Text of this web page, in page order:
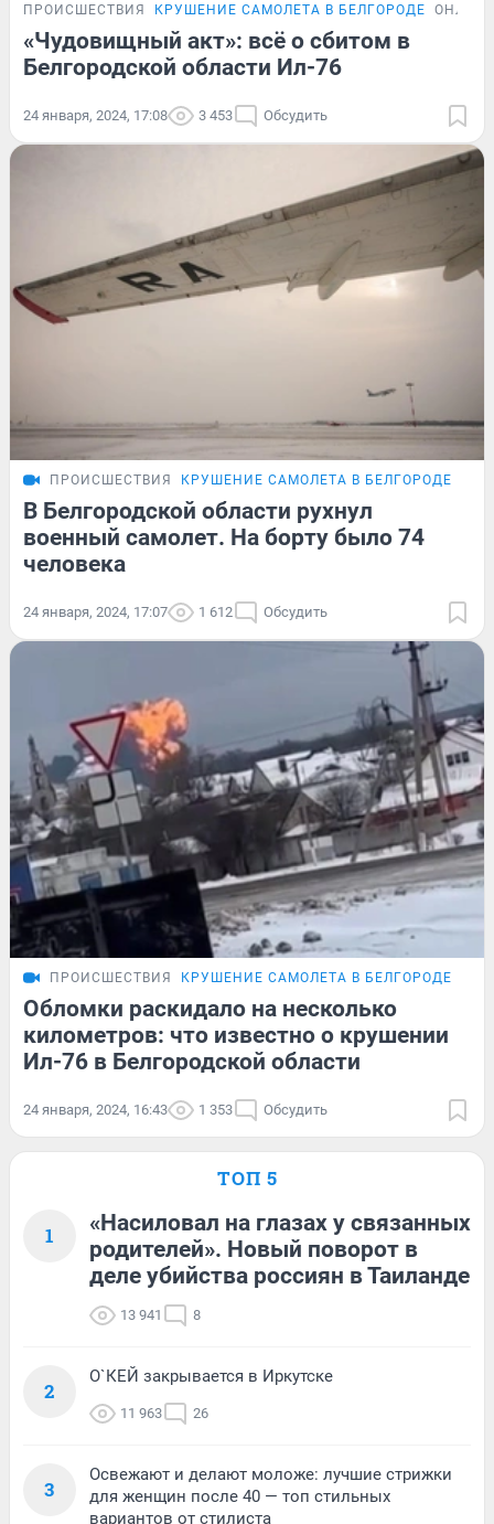
ПРОИСШЕСТВИЯ КРУШЕНИЕ САМОЛЕТА В БЕЛГОРОДЕ
«Чудовищный акт»: всё о сбитом в
Белгородской области Ил-76
24 января, 2024, 17:08 3 453 Обсудить
ПРОИСШЕСТВИЯ КРУШЕНИЕ САМОЛЕТА В БЕЛГОРОДЕ
В Белгородской области рухнул
военный самолет. На борту было 74
человека
24 января, 2024, 17:07 1 612 Обсудить
ПРОИСШЕСТВИЯ КРУШЕНИЕ САМОЛЕТА В БЕЛГОРОДЕ
Обломки раскидало на несколько
километров: что известно о крушении
Ил-76 в Белгородской области
24 января, 2024, 16:43 1 353 Обсудить
ТОП 5
1
«Насиловал на глазах у связанных
родителей». Новый поворот в
деле убийства россиян в Таиланде
13 941 8
2
О`КЕЙ закрывается в Иркутске
11 963 26
3
Освежают и делают моложе: лучшие стрижки
для женщин после 40 — топ стильных
вариантов от стилиста